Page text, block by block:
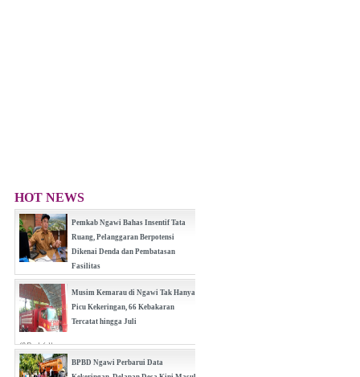
HOT NEWS
Pemkab Ngawi Bahas Insentif Tata
Ruang, Pelanggaran Berpotensi
Dikenai Denda dan Pembatasan
Fasilitas
(0 Reply(s))
Musim Kemarau di Ngawi Tak Hanya
Picu Kekeringan, 66 Kebakaran
Tercatat hingga Juli
(0 Reply(s))
BPBD Ngawi Perbarui Data